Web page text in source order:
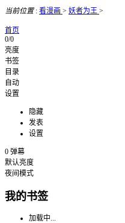
当前位置: 看漫画 > 妖者为王 >
首页
0/0
亮度
书签
目录
自动
设置
隐藏
发表
设置
0 弹幕
默认亮度
夜间模式
我的书签
加载中...